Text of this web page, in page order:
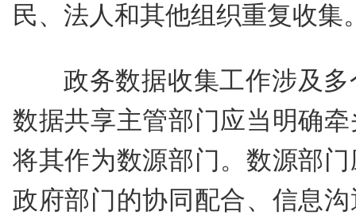
民、法人和其他组织重复收集
政务数据收集工作涉及
数据共享主管部门应当明确
将其作为数源部门。数源部
政府部门的协同配合、信息